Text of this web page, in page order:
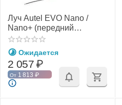
Луч Autel EVO Nano /
Nano+ (передний
правый)
Ожидается
2 057₽
От 1 813 ₽